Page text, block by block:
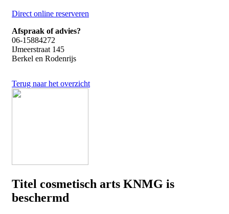
Direct online reserveren
Afspraak of advies?
06-15884272
IJmeerstraat 145
Berkel en Rodenrijs
Terug naar het overzicht
Titel cosmetisch arts KNMG is
beschermd